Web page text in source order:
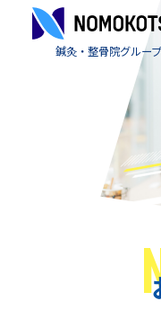
株式会社NOMOKOTSU（
鍼灸・整骨院グループ